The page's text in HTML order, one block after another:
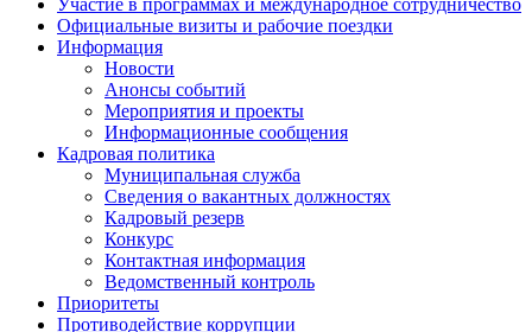
Участие в программах и международное сотрудничество
Официальные визиты и рабочие поездки
Информация
Новости
Анонсы событий
Мероприятия и проекты
Информационные сообщения
Кадровая политика
Муниципальная служба
Сведения о вакантных должностях
Кадровый резерв
Конкурс
Контактная информация
Ведомственный контроль
Приоритеты
Противодействие коррупции